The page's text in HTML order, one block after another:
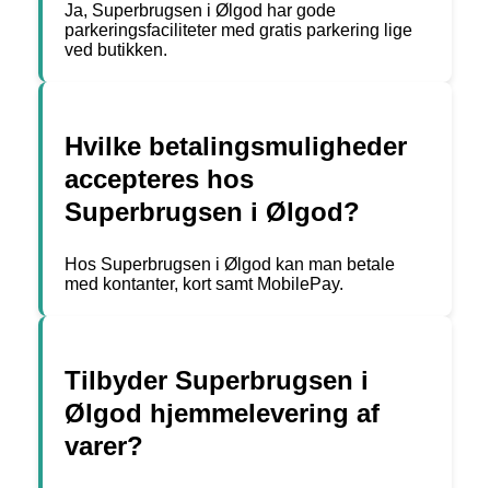
Ja, Superbrugsen i Ølgod har gode
parkeringsfaciliteter med gratis parkering lige
ved butikken.
Hvilke betalingsmuligheder
accepteres hos
Superbrugsen i Ølgod?
Hos Superbrugsen i Ølgod kan man betale
med kontanter, kort samt MobilePay.
Tilbyder Superbrugsen i
Ølgod hjemmelevering af
varer?